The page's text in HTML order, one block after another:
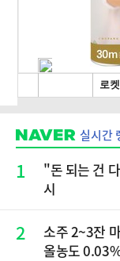
실시간
1
"돈 되는 건
시
2
소주 2~3잔
올농도